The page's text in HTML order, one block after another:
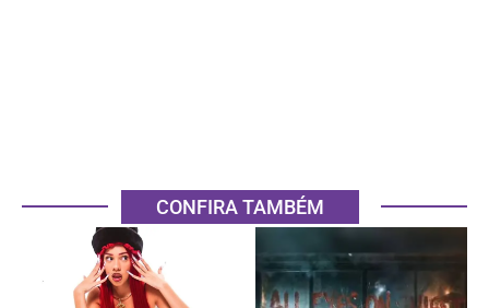
CONFIRA TAMBÉM